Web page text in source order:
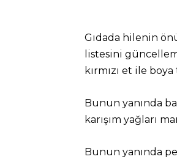
Gıdada hilenin
listesini
kırmızı et ile
Bunun yanında
karışım yağları
Bunun yanında